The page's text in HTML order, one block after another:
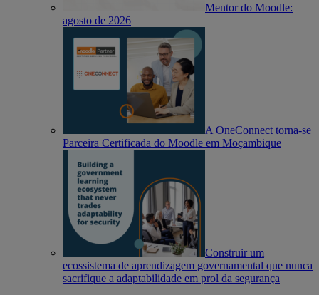
Mentor do Moodle:
agosto de 2026
A OneConnect torna-se
Parceira Certificada do Moodle em Moçambique
Construir um
ecossistema de aprendizagem governamental que nunca
sacrifique a adaptabilidade em prol da segurança